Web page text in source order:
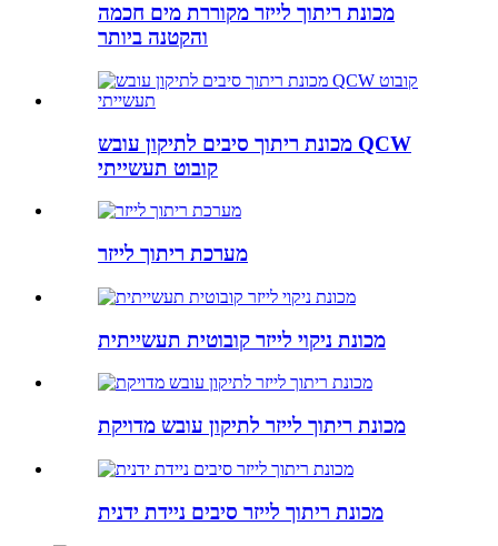
מכונת ריתוך לייזר מקוררת מים חכמה
והקטנה ביותר
מכונת ריתוך סיבים לתיקון עובש QCW
קובוט תעשייתי
מערכת ריתוך לייזר
מכונת ניקוי לייזר קובוטית תעשייתית
מכונת ריתוך לייזר לתיקון עובש מדויקת
מכונת ריתוך לייזר סיבים ניידת ידנית